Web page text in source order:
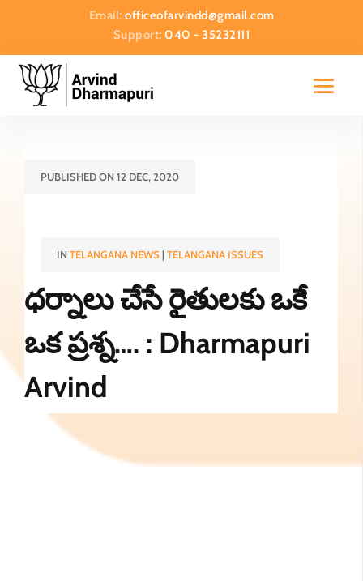
Email: officeofarvindd@gmail.com
Support:040 - 35232111
PUBLISHED ON 12 DEC, 2020
IN TELANGANA NEWS|TELANGANA ISSUES
ధర్నాలు చేసే రైతులకు ఒకే
ఒక ప్రశ్న…. : Dharmapuri
Arvind